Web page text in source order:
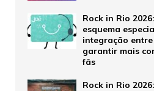
Rock in Rio
esquema
integração
garantir mais
fãs
Rock in Rio